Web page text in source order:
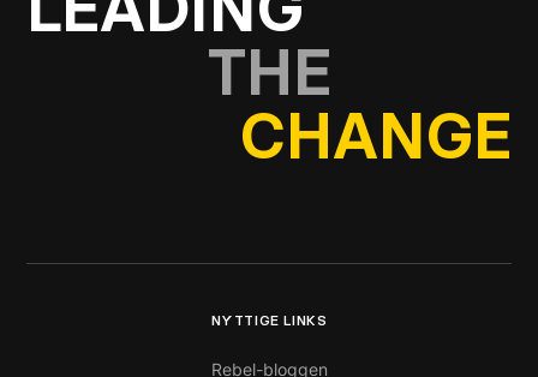
THE
CHANGE
NYTTIGE LINKS
Rebel-bloggen